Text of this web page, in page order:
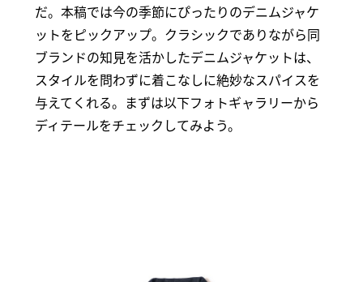
だ。本稿では今の季節にぴったりのデニムジャケ
ットをピックアップ。クラシックでありながら同
ブランドの知見を活かしたデニムジャケットは、
スタイルを問わずに着こなしに絶妙なスパイスを
与えてくれる。まずは以下フォトギャラリーから
ディテールをチェックしてみよう。